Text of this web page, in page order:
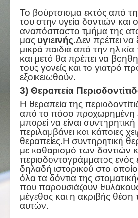
Το βούρτσισμα εκτός από
του στην υγεία δοντιών και
αναπόσπαστο τμήμα της
μας υγιεινής.Δεν πρέπει να
μικρά παιδιά από την ηλικία
και μετά θα πρέπει να
τους γονείς και το γιατρό
εξοικειωθούν.
3) Θεραπεία
Η θεραπεία της
από το πόσο προχωρημένη
μπορεί να είναι
περιλαμβάνει και κάποιες
θεραπείες.Η συντηρητική
με καθαρισμό των δοντιών
περιοδοντογράμματος ενός
δηλαδή ιστορικού στο
όλα τα δόντια της
που παρουσιάζουν
μέγεθος και η ακριβής
αυτών.